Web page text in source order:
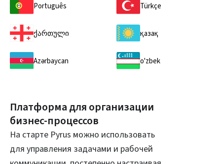
Português Türkçe
ქართული қазақ
Azərbaycan o'zbek
Платформа для организации
бизнес‑процессов
На старте Pyrus можно использовать
для управления задачами и рабочей